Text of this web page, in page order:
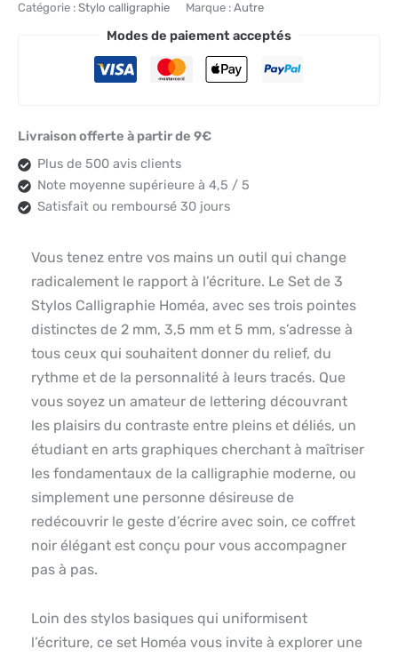
Catégorie : Stylo calligraphie Marque : Autre
Modes de paiement acceptés
Livraison offerte à partir de 9€
Plus de 500 avis clients
Note moyenne supérieure à 4,5 / 5
Satisfait ou remboursé 30 jours
Vous tenez entre vos mains un outil qui change
radicalement le rapport à l’écriture. Le Set de 3
Stylos Calligraphie Homéa, avec ses trois pointes
distinctes de 2 mm, 3,5 mm et 5 mm, s’adresse à
tous ceux qui souhaitent donner du relief, du
rythme et de la personnalité à leurs tracés. Que
vous soyez un amateur de lettering découvrant
les plaisirs du contraste entre pleins et déliés, un
étudiant en arts graphiques cherchant à maîtriser
les fondamentaux de la calligraphie moderne, ou
simplement une personne désireuse de
redécouvrir le geste d’écrire avec soin, ce coffret
noir élégant est conçu pour vous accompagner
pas à pas.
Loin des stylos basiques qui uniformisent
l’écriture, ce set Homéa vous invite à explorer une